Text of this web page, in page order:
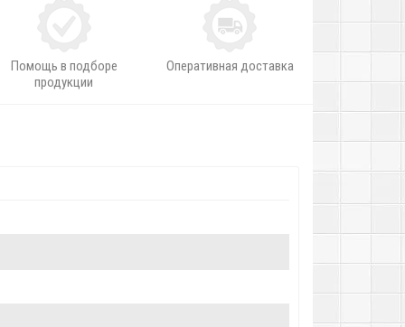
Помощь в подборе
продукции
Оперативная доставка